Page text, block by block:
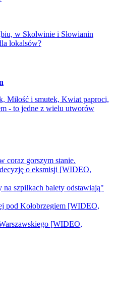
w Skolwinie i Słowianin
lokalsów?
Miłość i smutek, Kwiat paproci,
- to jedne z wielu utworów
coraz gorszym stanie.
o eksmisji [WIDEO,
na szpilkach balety odstawiają"
pod Kołobrzegiem [WIDEO,
[WIDEO,